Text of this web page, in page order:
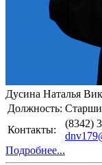
Дусина Наталья
Должность:
Контакты:
(8342)
Подробнее...